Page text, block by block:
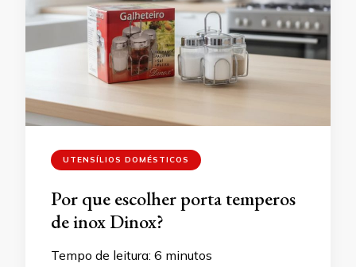
UTENSÍLIOS DOMÉSTICOS
Por que escolher porta temperos
de inox Dinox?
Tempo de leitura: 6 minutos